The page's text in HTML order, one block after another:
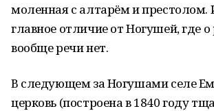
моленная с алтарём и престолом.
главное отличие от Ногушей, где
вообще речи нет.
В следующем за Ногушами селе
церковь (построена в 1840 году